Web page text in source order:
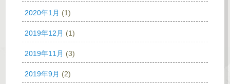
2020年1月 (1)
2019年12月 (1)
2019年11月 (3)
2019年9月 (2)